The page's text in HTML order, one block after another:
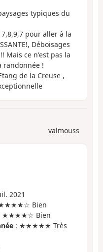
typiques du
pour aller à la
Déboisages
Mais ce n'est pas la
randonnée !
de la Creuse ,
valmouss
2021
Bien
★★★★☆ Bien
: ★★★★★ Très